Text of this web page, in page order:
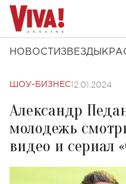
НОВОСТИ ЗВЕЗДЫ
ШОУ-БИЗНЕС12.01.2024
Александр
молодежь
видео и сериал